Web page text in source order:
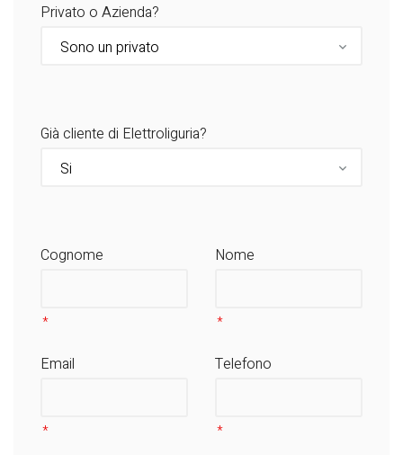
Privato o Azienda?
Già cliente di Elettroliguria?
Cognome Nome
Email Telefono